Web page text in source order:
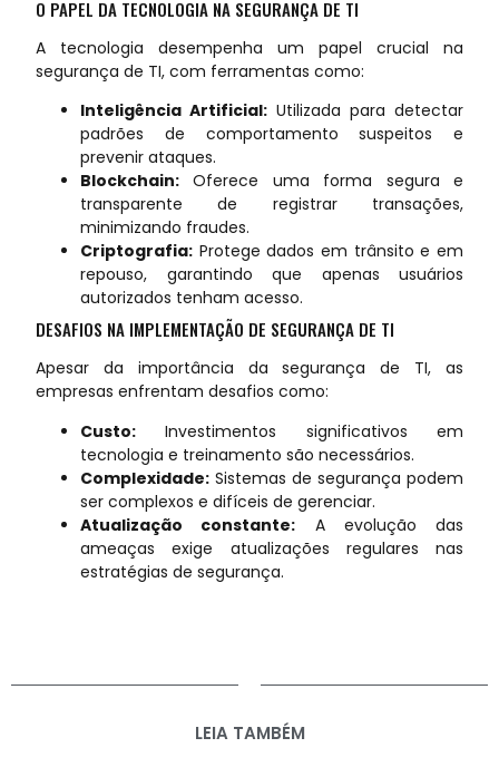
O PAPEL DA TECNOLOGIA NA SEGURANÇA DE TI
A tecnologia desempenha um papel crucial na
segurança de TI, com ferramentas como:
Inteligência Artificial: Utilizada para detectar
padrões de comportamento suspeitos e
prevenir ataques.
Blockchain: Oferece uma forma segura e
transparente de registrar transações,
minimizando fraudes.
Criptografia: Protege dados em trânsito e em
repouso, garantindo que apenas usuários
autorizados tenham acesso.
DESAFIOS NA IMPLEMENTAÇÃO DE SEGURANÇA DE TI
Apesar da importância da segurança de TI, as
empresas enfrentam desafios como:
Custo: Investimentos significativos em
tecnologia e treinamento são necessários.
Complexidade: Sistemas de segurança podem
ser complexos e difíceis de gerenciar.
Atualização constante: A evolução das
ameaças exige atualizações regulares nas
estratégias de segurança.
LEIA TAMBÉM